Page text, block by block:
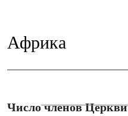
Африка
Число членов Церкви